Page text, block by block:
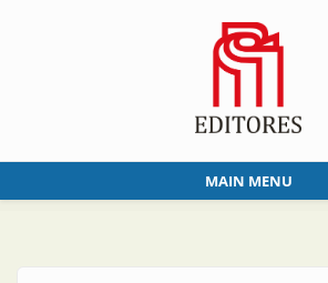
MAIN MENU